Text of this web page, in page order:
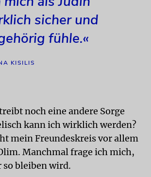
sicher und
fühle.«
KISILIS
noch eine andere Sorge
kann ich wirklich werden?
mein Freundeskreis vor allem
Manchmal frage ich mich,
so bleiben wird.